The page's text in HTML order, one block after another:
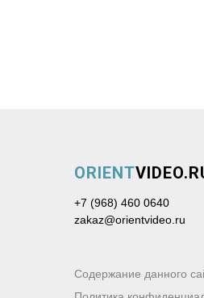
+7 (968) 460 0640
zakaz@orientvideo.ru
ORIENT
Содержание данного